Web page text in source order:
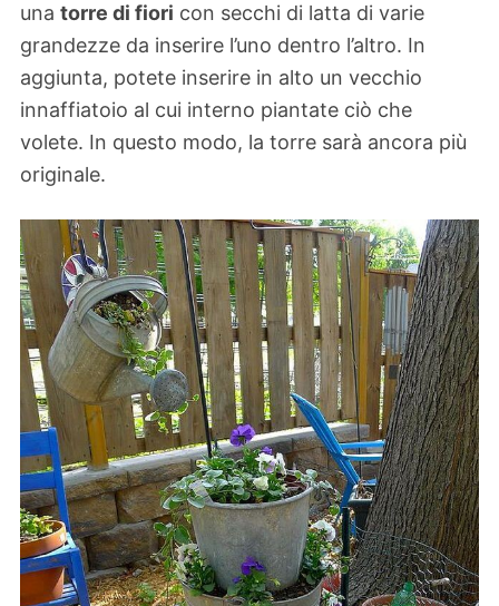
una torre di fiori con secchi di latta di varie
grandezze da inserire l’uno dentro l’altro. In
aggiunta, potete inserire in alto un vecchio
innaffiatoio al cui interno piantate ciò che
volete. In questo modo, la torre sarà ancora più
originale.